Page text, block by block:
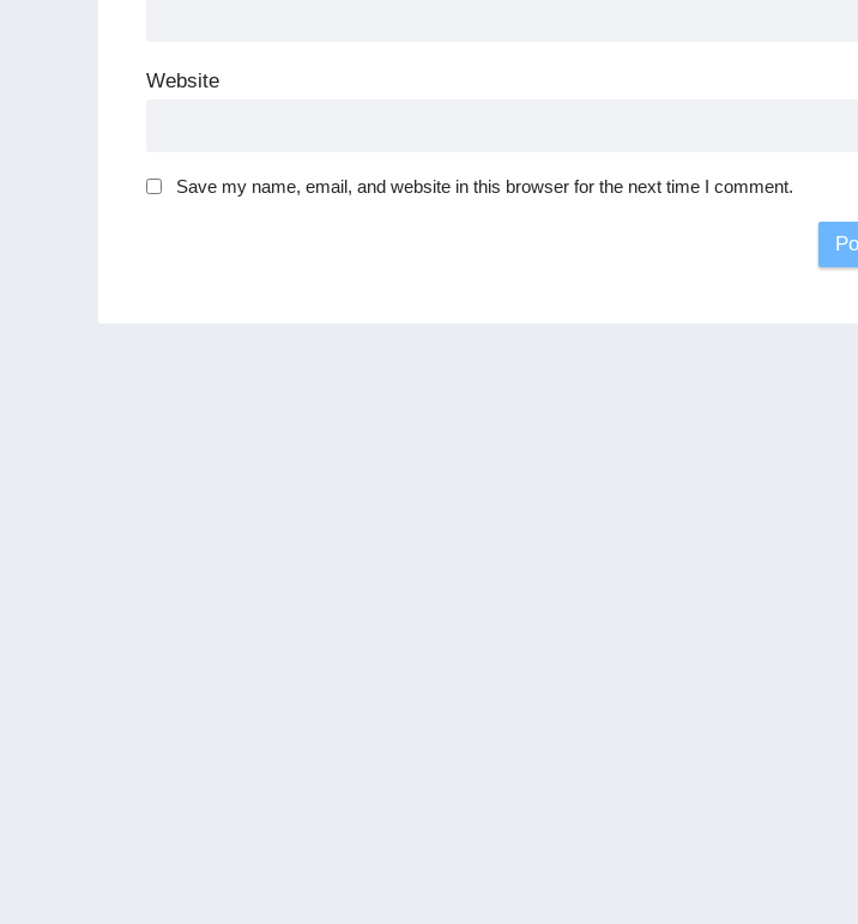
Website
Save my name, email, and website in this browser for the next time I comment.